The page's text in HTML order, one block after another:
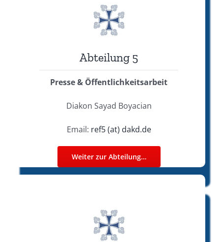
Abteilung 5
Presse & Öffentlichkeitsarbeit
Diakon Sayad Boyacian
Email: ref5 (at) dakd.de
Weiter zur Abteilung…